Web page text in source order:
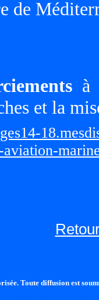
de
à
et la
Toute diffusion est